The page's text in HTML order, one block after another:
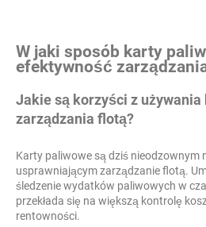
W jaki sposób karty
efektywność
Jakie są korzyści z
zarządzania flotą?
Karty paliwowe są dziś nieodzownym
usprawniającym zarządzanie flotą.
śledzenie wydatków paliwowych w
przekłada się na większą kontrolę
rentowności.